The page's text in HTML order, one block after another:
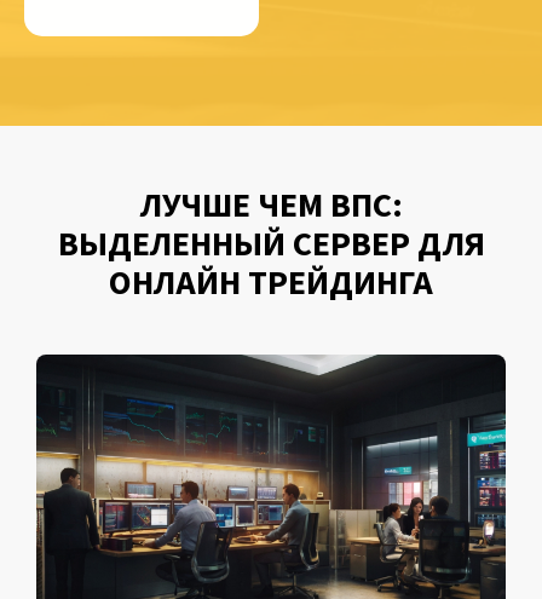
ЛУЧШЕ ЧЕМ ВПС:
ВЫДЕЛЕННЫЙ СЕРВЕР ДЛЯ
ОНЛАЙН ТРЕЙДИНГА